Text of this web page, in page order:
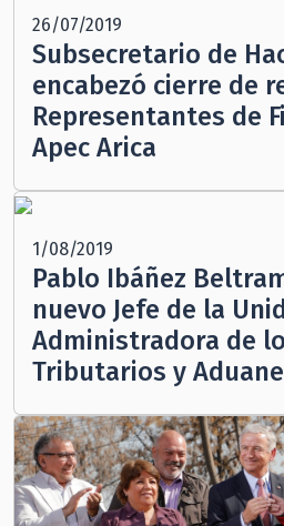
26/07/2019
Subsecretario de
encabezó cierre de
Representantes de
Apec Arica
1/08/2019
Pablo Ibáñez
nuevo Jefe de la
Administradora de
Tributarios y